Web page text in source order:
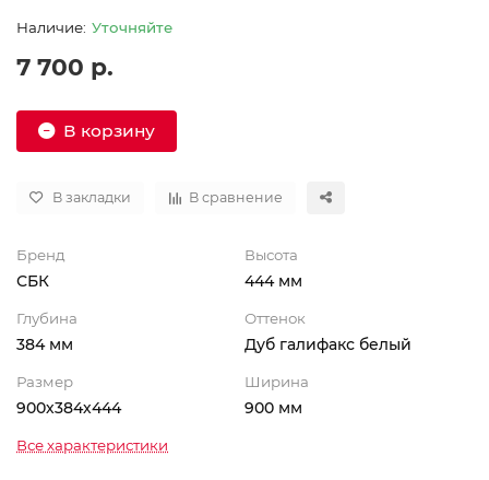
Уточняйте
7 700 р.
В корзину
В закладки В сравнение
Бренд
СБК
Высота
444 мм
Глубина
384 мм
Оттенок
Дуб галифакс белый
Размер
900х384х444
Ширина
900 мм
Все характеристики